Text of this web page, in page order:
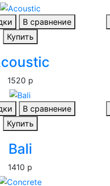
В сравнение
Купить
1520 р
В сравнение
Купить
Bali
1410 р